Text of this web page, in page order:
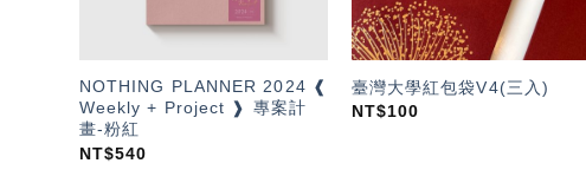
NOTHING PLANNER 2024 ❰
Weekly + Project ❱ 專案計
畫-粉紅
NT$540
臺灣大學紅包袋V4(三入)
NT$100